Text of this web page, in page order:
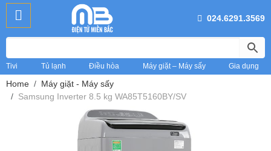
024.6291.3569
Tivi Tủ lạnh Điều hòa Máy giặt – Máy sấy Gia dụng
Home
Máy giặt - Máy sấy
Samsung Inverter 8.5 kg WA85T5160BY/SV